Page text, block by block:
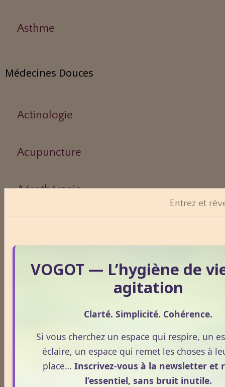
Asthme
Médecines Douces
Actinologie
Acupuncture
Aérothérapie
Apithérapie
Aloe vera
Entrez et
VOGOT — L’hygiène de
agitation
Clarté. Simplicité. Cohérence.
Si vous cherchez un espace qui respire, un
éclaire, un espace qui remet les choses à
place… Inscrivez-vous à la newsletter et
l’essentiel, sans bruit inutile.